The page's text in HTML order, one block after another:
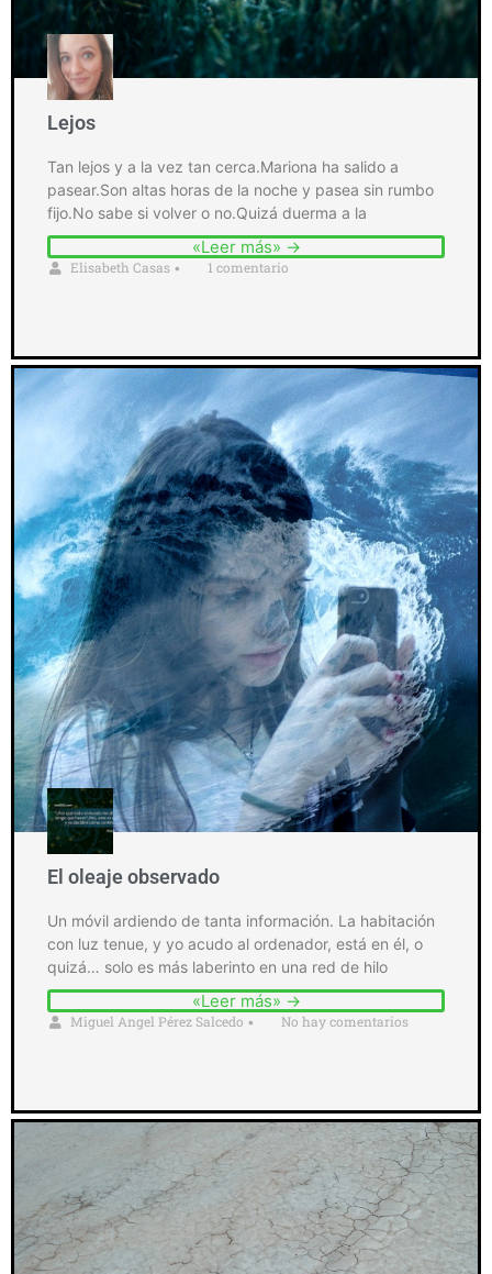
Lejos
Tan lejos y a la vez tan cerca.Mariona ha salido a
pasear.Son altas horas de la noche y pasea sin rumbo
fijo.No sabe si volver o no.Quizá duerma a la
«Leer más» →
Elisabeth Casas • 1 comentario
El oleaje observado
Un móvil ardiendo de tanta información. La habitación
con luz tenue, y yo acudo al ordenador, está en él, o
quizá… solo es más laberinto en una red de hilo
«Leer más» →
Miguel Angel Pérez Salcedo • No hay comentarios